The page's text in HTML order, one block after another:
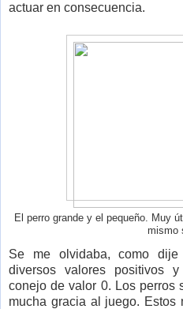
actuar en consecuencia.
El perro grande y el pequeño. Muy
mismo
Se me olvidaba, como
diversos valores positivos
conejo de valor 0. Los perros
mucha gracia al juego. Estos